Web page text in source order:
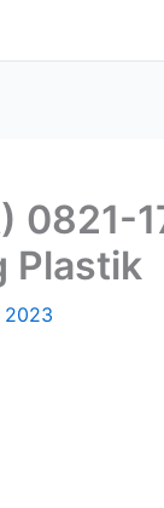
0821-
Plastik
2023